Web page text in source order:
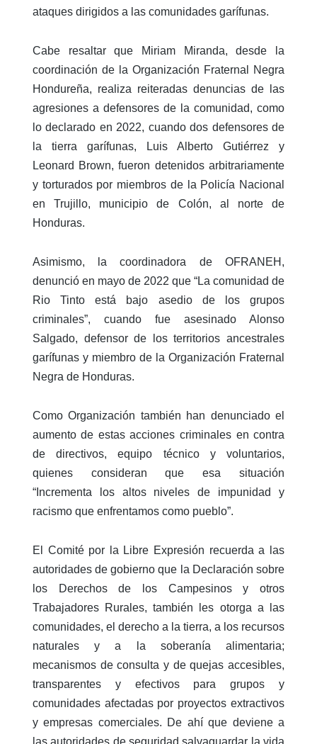
ataques dirigidos a las comunidades garífunas.
Cabe resaltar que Miriam Miranda, desde la
coordinación de la Organización Fraternal Negra
Hondureña, realiza reiteradas denuncias de las
agresiones a defensores de la comunidad, como
lo declarado en 2022, cuando dos defensores de
la tierra garífunas, Luis Alberto Gutiérrez y
Leonard Brown, fueron detenidos arbitrariamente
y torturados por miembros de la Policía Nacional
en Trujillo, municipio de Colón, al norte de
Honduras.
Asimismo, la coordinadora de OFRANEH,
denunció en mayo de 2022 que “La comunidad de
Rio Tinto está bajo asedio de los grupos
criminales”, cuando fue asesinado Alonso
Salgado, defensor de los territorios ancestrales
garífunas y miembro de la Organización Fraternal
Negra de Honduras.
Como Organización también han denunciado el
aumento de estas acciones criminales en contra
de directivos, equipo técnico y voluntarios,
quienes consideran que esa situación
“Incrementa los altos niveles de impunidad y
racismo que enfrentamos como pueblo”.
El Comité por la Libre Expresión recuerda a las
autoridades de gobierno que la Declaración sobre
los Derechos de los Campesinos y otros
Trabajadores Rurales, también les otorga a las
comunidades, el derecho a la tierra, a los recursos
naturales y a la soberanía alimentaria;
mecanismos de consulta y de quejas accesibles,
transparentes y efectivos para grupos y
comunidades afectadas por proyectos extractivos
y empresas comerciales. De ahí que deviene a